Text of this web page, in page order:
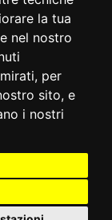
la tua
nel nostro
per
sito, e
i nostri
anche parziali. Prezzi e